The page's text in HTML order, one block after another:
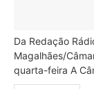
Da Redação
Magalhães/
quarta-feira A